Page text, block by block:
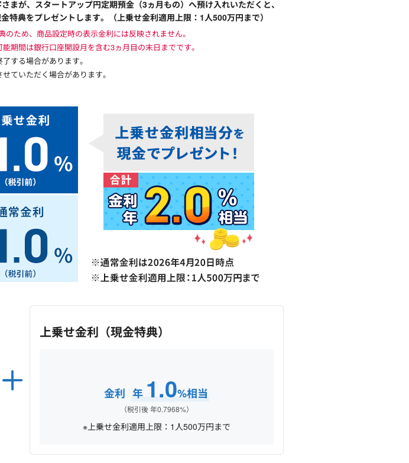
が、スタートアップ円定期預金（3ヵ月もの）へ預け入れいただくと、
典をプレゼントします。（上乗せ金利適用上限：1人500万円まで）
ため、商品設定時の表示金利には反映されません。
期間は銀行口座開設月を含む3ヵ月目の末日までです。
する場合があります。
ていただく場合があります。
上乗せ金利（現金特典）
金利 年 1.0%相当
（税引後 年0.7968%）
※上乗せ金利適用上限：1人500万円まで